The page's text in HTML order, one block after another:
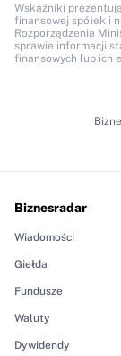
Wskaźniki
finansowej spółek i
Rozporządzenia
sprawie informacji
finansowych lub ich
Biznesradar
Wiadomości
Giełda
Fundusze
Waluty
Dywidendy